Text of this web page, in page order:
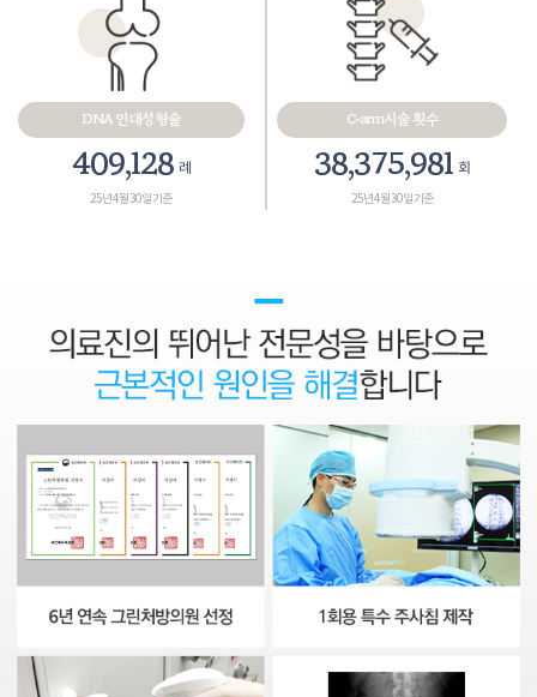
DNA 인대성형술
467,575 례
25년 4월 30일 기준
C-arm시술 횟수
43,858,265 회
25년 4월 30일 기준